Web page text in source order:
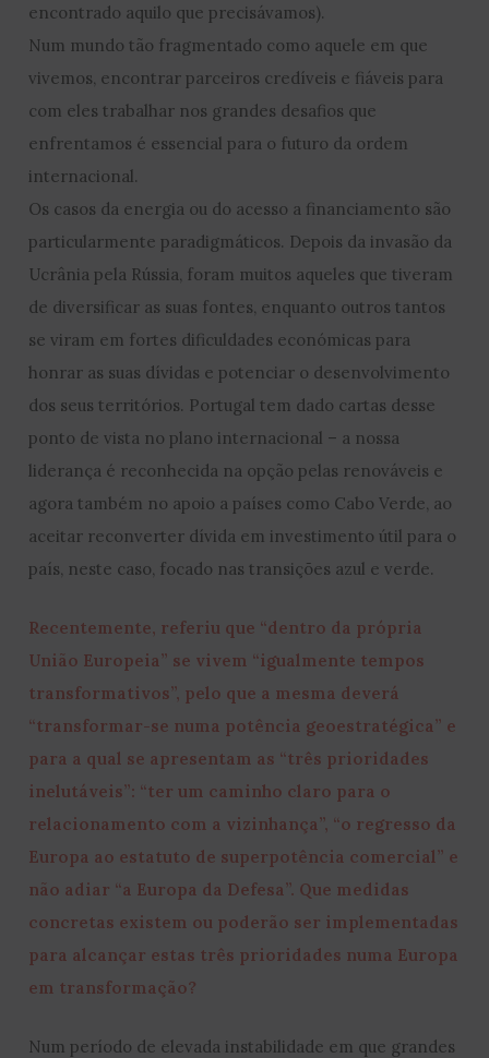
encontrado aquilo que precisávamos).
Num mundo tão fragmentado como aquele em que
vivemos, encontrar parceiros credíveis e fiáveis para
com eles trabalhar nos grandes desafios que
enfrentamos é essencial para o futuro da ordem
internacional.
Os casos da energia ou do acesso a financiamento são
particularmente paradigmáticos. Depois da invasão da
Ucrânia pela Rússia, foram muitos aqueles que tiveram
de diversificar as suas fontes, enquanto outros tantos
se viram em fortes dificuldades económicas para
honrar as suas dívidas e potenciar o desenvolvimento
dos seus territórios. Portugal tem dado cartas desse
ponto de vista no plano internacional – a nossa
liderança é reconhecida na opção pelas renováveis e
agora também no apoio a países como Cabo Verde, ao
aceitar reconverter dívida em investimento útil para o
país, neste caso, focado nas transições azul e verde.
Recentemente, referiu que “dentro da própria
União Europeia” se vivem “igualmente tempos
transformativos”, pelo que a mesma deverá
“transformar-se numa potência geoestratégica” e
para a qual se apresentam as “três prioridades
inelutáveis”: “ter um caminho claro para o
relacionamento com a vizinhança”, “o regresso da
Europa ao estatuto de superpotência comercial” e
não adiar “a Europa da Defesa”. Que medidas
concretas existem ou poderão ser implementadas
para alcançar estas três prioridades numa Europa
em transformação?
Num período de elevada instabilidade em que grandes